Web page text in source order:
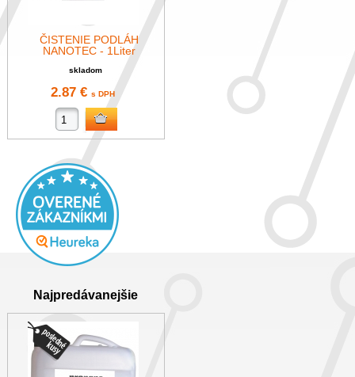
ČISTENIE PODLÁH
NANOTEC - 1Liter
skladom
2.87 €s DPH
Najpredávanejšie